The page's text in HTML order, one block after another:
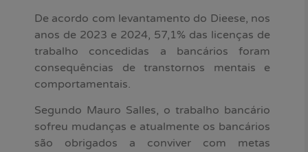
De acordo com levantamento do Dieese, nos
anos de 2023 e 2024, 57,1% das licenças de
trabalho concedidas a bancários foram
consequências de transtornos mentais e
comportamentais.
Segundo Mauro Salles, o trabalho bancário
sofreu mudanças e atualmente os bancários
são obrigados a conviver com metas